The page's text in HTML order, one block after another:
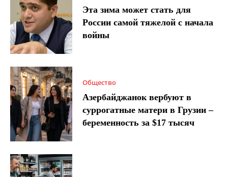
Эта зима может стать для
России самой тяжелой с начала
войны
Общество
Азербайджанок вербуют в
суррогатные матери в Грузии –
беременность за $17 тысяч